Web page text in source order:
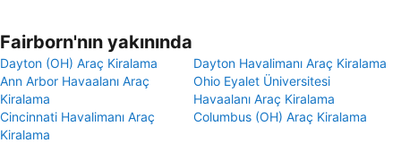
Fairborn'nın yakınında
Dayton (OH) Araç Kiralama
Dayton Havalimanı Araç Kiralama
Ann Arbor Havaalanı Araç
Kiralama
Ohio Eyalet Üniversitesi
Havaalanı Araç Kiralama
Cincinnati Havalimanı Araç
Kiralama
Columbus (OH) Araç Kiralama